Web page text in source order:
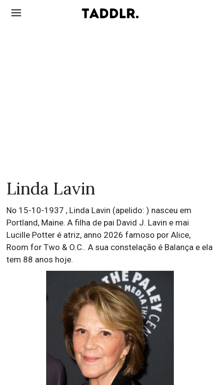
Linda Lavin
No 15-10-1937 , Linda Lavin (apelido: ) nasceu em
Portland, Maine. A filha de pai David J. Lavin e mai
Lucille Potter é atriz, anno 2026 famoso por Alice,
Room for Two & O.C.. A sua constelação é Balança e ela
tem 88 anos hoje.